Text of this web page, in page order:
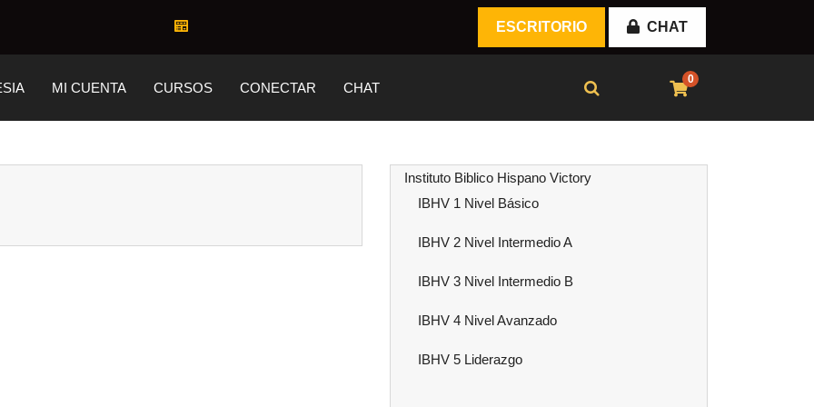
ESCRITORIO CHAT
MI CUENTA CURSOS CONECTAR CHAT
0
Instituto Biblico Hispano Victory
IBHV 1 Nivel Básico
IBHV 2 Nivel Intermedio A
IBHV 3 Nivel Intermedio B
IBHV 4 Nivel Avanzado
IBHV 5 Liderazgo